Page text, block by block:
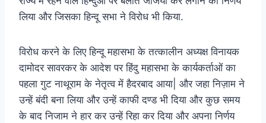
लिया और जिसका हिन्दू सभा ने विरोध भी किया.
विरोध करने के लिए हिन्दू महासभा के तत्कालीन अध्यक्ष विनायक
दामोदर सावरकर के आदेश पर हिंदु महासभा के कार्यकर्ताओं का
पहला गुट नाथूराम के नेतृत्व में हैदरबाद आया| और जहा निज़ाम ने
उन्हें बंदी बना लिया और उन्हें काफी दण्ड भी दिया और कुछ समय
के बाद निजाम ने हार कर उन्हें रिहा कर दिया और अपना निर्णय